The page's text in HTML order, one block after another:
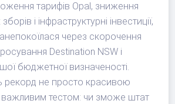
тарифів Opal, зниження
і інфраструктурні інвестиції,
через скорочення
Destination NSW і
бюджетної визначеності.
рекорд не просто красивою
важливим тестом: чи зможе штат